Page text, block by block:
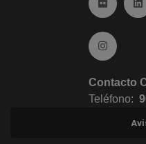
Ir a
Ir a
Contacto
Teléfono: